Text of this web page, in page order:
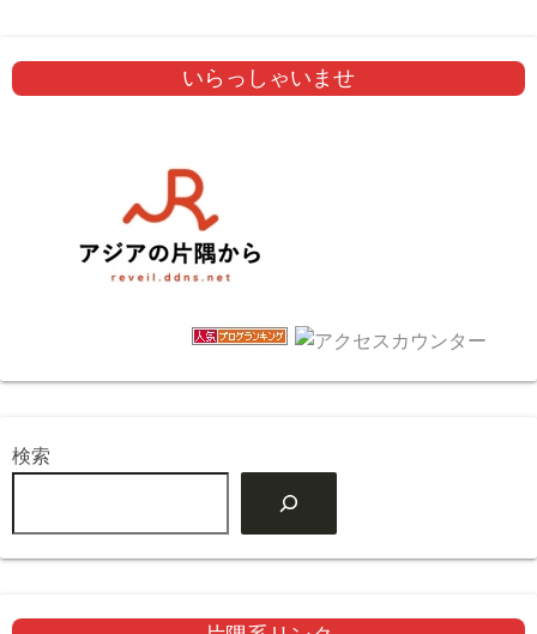
いらっしゃいませ
検索